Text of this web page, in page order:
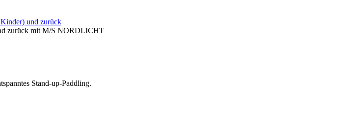
und zurück
zurück mit M/S NORDLICHT
Stand-up-Paddling.